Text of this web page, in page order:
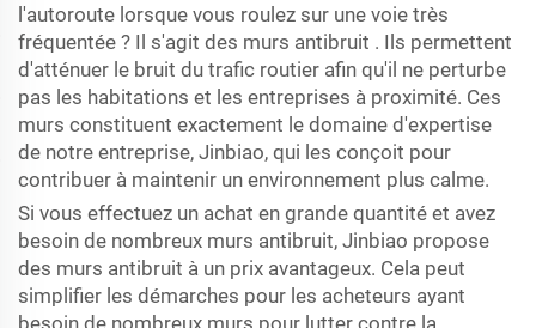
l'autoroute lorsque vous roulez sur une voie très
fréquentée ? Il s'agit des murs antibruit . Ils permettent
d'atténuer le bruit du trafic routier afin qu'il ne perturbe
pas les habitations et les entreprises à proximité. Ces
murs constituent exactement le domaine d'expertise
de notre entreprise, Jinbiao, qui les conçoit pour
contribuer à maintenir un environnement plus calme.
Si vous effectuez un achat en grande quantité et avez
besoin de nombreux murs antibruit, Jinbiao propose
des murs antibruit à un prix avantageux. Cela peut
simplifier les démarches pour les acheteurs ayant
besoin de nombreux murs pour lutter contre la